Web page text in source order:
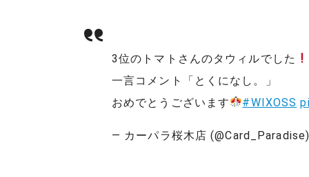
3位のトマトさんのタウィルでした
一言コメント「とくになし。」
おめでとうございます
#WIXOSS
— カーパラ桜木店